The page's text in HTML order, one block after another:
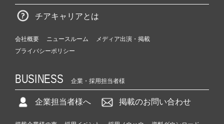
チアキャリアとは
会社概要 ニュースルーム
メディア出演・掲載
プライバシーポリシー
BUSINESS 企業・採用担当者様
企業担当者様へ 掲載のお問い合わせ